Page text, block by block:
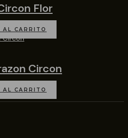
Flor
AL CARRITO
Circon
AL CARRITO